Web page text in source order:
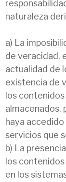
naturaleza
a) La
de veracidad,
actualidad de
existencia de
los
almacenados,
haya
servicios que
b) La
los
en los